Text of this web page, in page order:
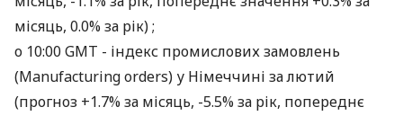
місяць, 0.0% за рік) ;
о 10:00 GMT - індекс промислових замовлень
(Manufacturing orders) у Німеччині за лютий
(прогноз +1.7% за місяць, -5.5% за рік, попереднє